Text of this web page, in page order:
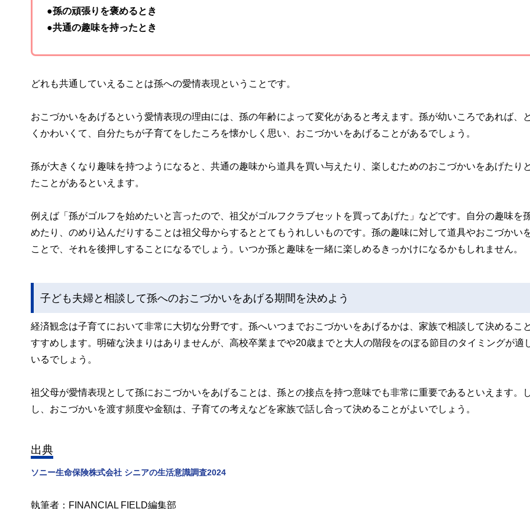
●孫の頑張りを褒めるとき
●共通の趣味を持ったとき
どれも共通していえることは孫への愛情表現ということです。
おこづかいをあげるという愛情表現の理由には、孫の年齢によって変化があると考えます。孫が幼いころであれば、
くかわいくて、自分たちが子育てをしたころを懐かしく思い、おこづかいをあげることがあるでしょう。
孫が大きくなり趣味を持つようになると、共通の趣味から道具を買い与えたり、楽しむためのおこづかいをあげたり
たことがあるといえます。
例えば「孫がゴルフを始めたいと言ったので、祖父がゴルフクラブセットを買ってあげた」などです。自分の趣味を
めたり、のめり込んだりすることは祖父母からするととてもうれしいものです。孫の趣味に対して道具やおこづかい
ことで、それを後押しすることになるでしょう。いつか孫と趣味を一緒に楽しめるきっかけになるかもしれません。
子ども夫婦と相談して孫へのおこづかいをあげる期間を決めよう
経済観念は子育てにおいて非常に大切な分野です。孫へいつまでおこづかいをあげるかは、家族で相談して決めるこ
すすめします。明確な決まりはありませんが、高校卒業までや20歳までと大人の階段をのぼる節目のタイミングが適
いるでしょう。
祖父母が愛情表現として孫におこづかいをあげることは、孫との接点を持つ意味でも非常に重要であるといえます。
し、おこづかいを渡す頻度や金額は、子育ての考えなどを家族で話し合って決めることがよいでしょう。
出典
ソニー生命保険株式会社 シニアの生活意識調査2024
執筆者：FINANCIAL FIELD編集部